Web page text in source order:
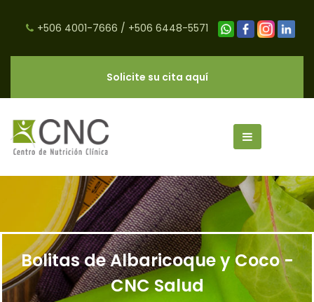
+506 4001-7666 / +506 6448-5571
Solicite su cita aquí
Bolitas de Albaricoque y Coco -
CNC Salud